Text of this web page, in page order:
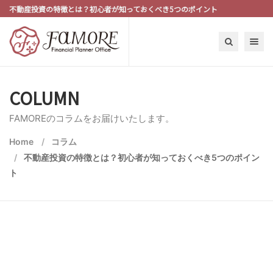
不動産投資の特徴とは？初心者が知っておくべき5つのポイント
Toggle
COLUMN
FAMOREのコラムをお届けいたします。
Home
コラム
不動産投資の特徴とは？初心者が知っておくべき5つのポイン
ト